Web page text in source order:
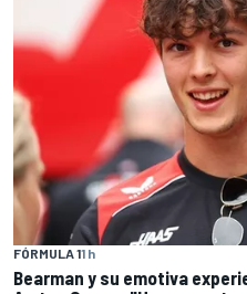
FÓRMULA 11 h
Bearman y su emotiva